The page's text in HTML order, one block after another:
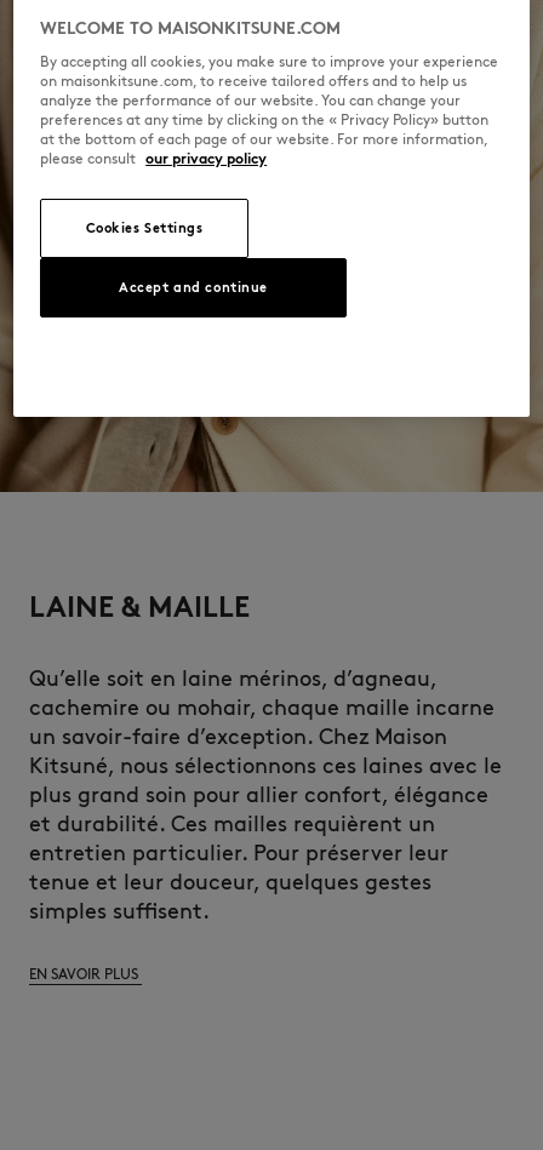
LAINE & MAILLE
Qu’elle soit en laine mérinos, d’agneau,
cachemire ou mohair, chaque maille incarne
un savoir-faire d’exception. Chez Maison
Kitsuné, nous sélectionnons ces laines avec le
plus grand soin pour allier confort, élégance
et durabilité. Ces mailles requièrent un
entretien particulier. Pour préserver leur
tenue et leur douceur, quelques gestes
simples suffisent.
EN SAVOIR PLUS
WELCOME TO MAISONKITSUNE.COM
By accepting all cookies, you make sure to improve your experience
on maisonkitsune.com, to receive tailored offers and to help us
analyze the performance of our website. You can change your
preferences at any time by clicking on the « Privacy Policy» button
at the bottom of each page of our website. For more information,
please consult our privacy policy
Cookies Settings
Accept and continue